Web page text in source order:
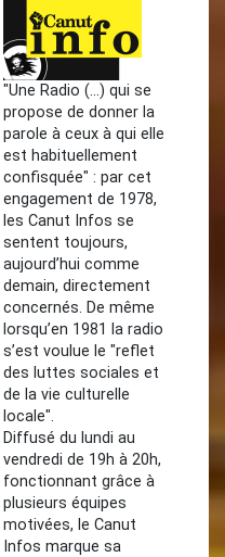
"Une Radio (…) qui se
propose de donner la
parole à ceux à qui elle
est habituellement
confisquée" : par cet
engagement de 1978,
les Canut Infos se
sentent toujours,
aujourd’hui comme
demain, directement
concernés. De même
lorsqu’en 1981 la radio
s’est voulue le "reflet
des luttes sociales et
de la vie culturelle
locale".
Diffusé du lundi au
vendredi de 19h à 20h,
fonctionnant grâce à
plusieurs équipes
motivées, le Canut
Infos marque sa